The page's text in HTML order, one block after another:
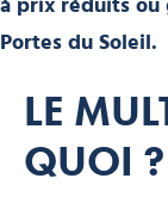
Portes du Soleil.
LE
QUOI ?